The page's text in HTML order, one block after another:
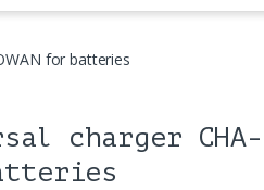
for batteries
charger CHA-